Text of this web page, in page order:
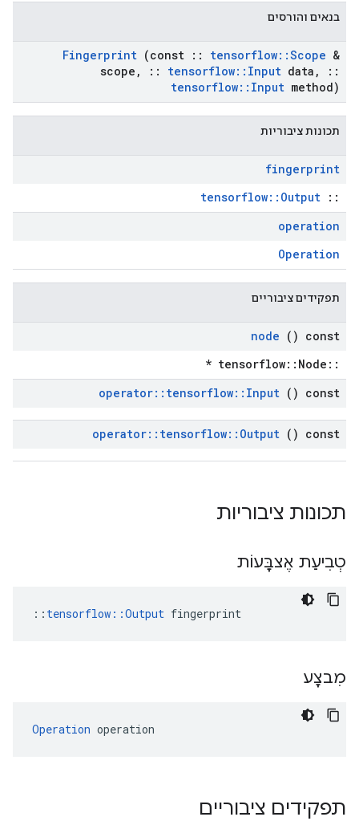
בנאים והורסים
Fingerprint (const :: tensorflow::Scope &
scope , :: tensorflow:: Input data ,
::
tensorflow:: Input method)
תכונות ציבוריות
fingerprint
::
tensorflow::Output
operation
Operation
תפקידים ציבוריים
node () const
::tensorflow::Node *
operator:: tensorflow:: Input () const
operator:: tensorflow:: Output () const
תכונות ציבוריות
טְבִיעַת אֶצבָּעוֹת
:: tensorflow::Output fingerprint
מִבצָע
Operation operation
תפקידים ציבוריים